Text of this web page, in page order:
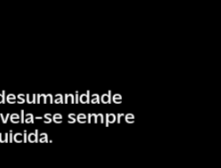
se sempre